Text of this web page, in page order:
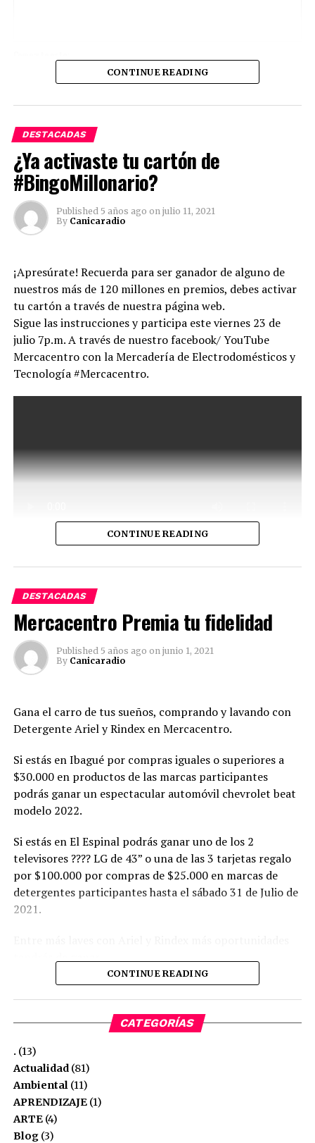
Twitter Facebook
CONTINUE READING
DESTACADAS
¿Ya activaste tu cartón de
#BingoMillonario?
Published 5 años ago on julio 11, 2021
By Canicaradio
¡Apresúrate! Recuerda para ser ganador de alguno de
nuestros más de 120 millones en premios, debes activar
tu cartón a través de nuestra página web.
Sigue las instrucciones y participa este viernes 23 de
julio 7p.m. A través de nuestro facebook/ YouTube
Mercacentro con la Mercadería de Electrodomésticos y
Tecnología #Mercacentro.
See author's posts
Comparte esto:
Twitter
Facebook
Mastodon
EmailCompartir
CONTINUE READING
DESTACADAS
Mercacentro Premia tu fidelidad
Published 5 años ago on junio 1, 2021
By Canicaradio
Gana el carro de tus sueños, comprando y lavando con
Detergente Ariel y Rindex en Mercacentro.
Si estás en Ibagué por compras iguales o superiores a
$30.000 en productos de las marcas participantes
podrás ganar un espectacular automóvil chevrolet beat
modelo 2022.
Si estás en El Espinal podrás ganar uno de los 2
televisores ???? LG de 43” o una de las 3 tarjetas regalo
por $100.000 por compras de $25.000 en marcas de
detergentes participantes hasta el sábado 31 de Julio de
2021.
Mercacentro, calidad, variedad y economía.
Aplican condiciones y restricciones
CONTINUE READING
CATEGORÍAS
.(13)
Actualidad(81)
Ambiental(11)
APRENDIZAJE(1)
ARTE(4)
Blog(3)